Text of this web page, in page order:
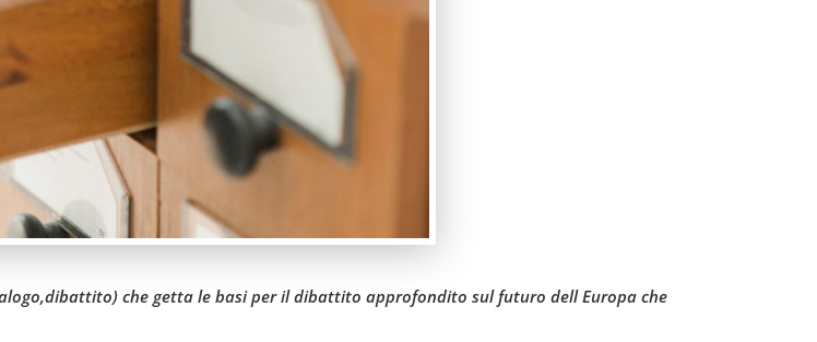
che getta le basi per il dibattito approfondito sul futuro dell Europa che